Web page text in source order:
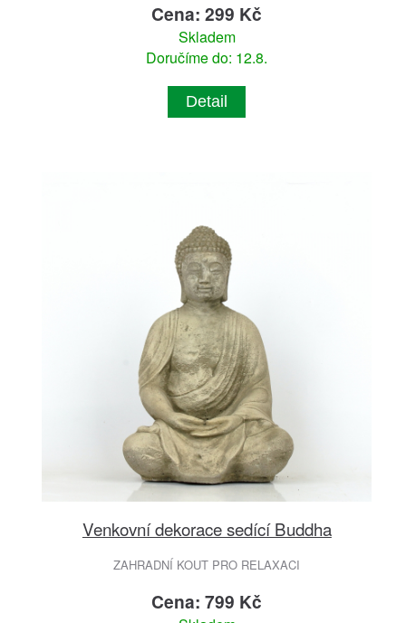
Cena: 299 Kč
Skladem
Doručíme do: 12.8.
Detail
Venkovní dekorace sedící Buddha
ZAHRADNÍ KOUT PRO RELAXACI
Cena: 799 Kč